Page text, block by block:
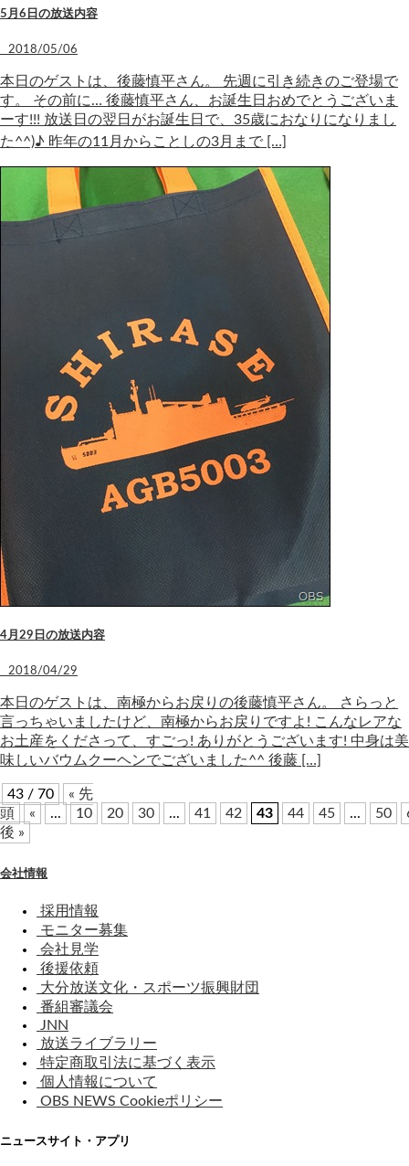
5月6日の放送内容
2018/05/06
本日のゲストは、後藤慎平さん。 先週に引き続きのご登場で
す。 その前に… 後藤慎平さん、お誕生日おめでとうございま
ーす!!! 放送日の翌日がお誕生日で、35歳におなりになりまし
た^^)♪ 昨年の11月からことしの3月まで […]
4月29日の放送内容
2018/04/29
本日のゲストは、南極からお戻りの後藤慎平さん。 さらっと
言っちゃいましたけど、南極からお戻りですよ! こんなレアな
お土産をくださって、すごっ! ありがとうございます! 中身は美
味しいバウムクーヘンでございました^^ 後藤 […]
43 / 70
« 先
頭
« ... 10 20 30 ... 41 42 43 44 45 ... 50
後 »
会社情報
採用情報
モニター募集
会社見学
後援依頼
大分放送文化・スポーツ振興財団
番組審議会
JNN
放送ライブラリー
特定商取引法に基づく表示
個人情報について
OBS NEWS Cookieポリシー
ニュースサイト・アプリ